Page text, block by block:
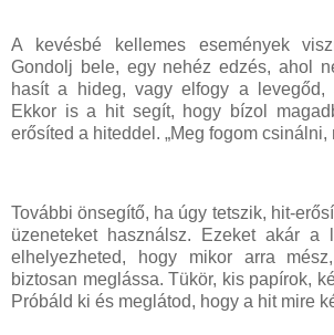
A kevésbé kellemes események
Gondolj bele, egy nehéz edzés, ahol
hasít a hideg, vagy elfogy a
Ekkor is a hit segít, hogy bízol
erősíted a hiteddel. „Meg fogom csinálni,
További önsegítő, ha úgy tetszik, hit-
üzeneteket használsz. Ezeket akár a
elhelyezheted, hogy mikor arra
biztosan meglássa. Tükör, kis papírok,
Próbáld ki és meglátod, hogy a hit mire